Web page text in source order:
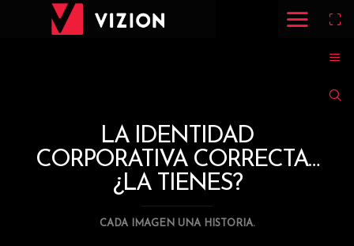
LA IDENTIDAD
CORPORATIVA CORRECTA…
¿LA TIENES?
CADA IMAGEN UNA HISTORIA.